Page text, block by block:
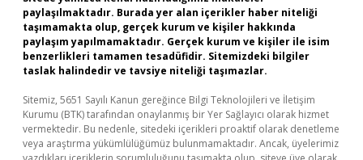
paylaşılmaktadır. Burada yer alan içerikler haber niteliği
taşımamakta olup, gerçek kurum ve kişiler hakkında
paylaşım yapılmamaktadır. Gerçek kurum ve kişiler ile isim
benzerlikleri tamamen tesadüfidir. Sitemizdeki bilgiler
taslak halindedir ve tavsiye niteliği taşımazlar.
Sitemiz, 5651 Sayılı Kanun gereğince Bilgi Teknolojileri ve İletişim
Kurumu (BTK) tarafından onaylanmış bir Yer Sağlayıcı olarak hizmet
vermektedir. Bu nedenle, sitedeki içerikleri proaktif olarak denetleme
veya araştırma yükümlülüğümüz bulunmamaktadır. Ancak, üyelerimiz